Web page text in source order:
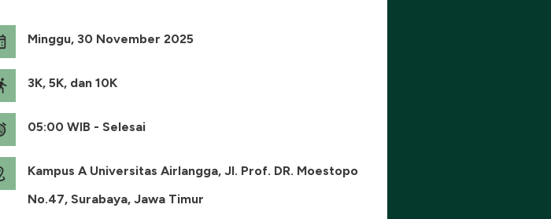
Minggu, 30 November 2025
3K, 5K, dan 10K
05:00 WIB - Selesai
Kampus A Universitas Airlangga, Jl. Prof. DR. Moestopo
No.47, Surabaya, Jawa Timur